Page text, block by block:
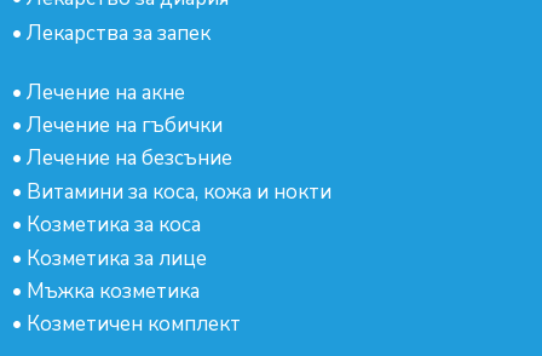
• Лекарства за запек
• Лечение на акне
• Лечение на гъбички
• Лечение на безсъние
• Витамини за коса, кожа и нокти
• Козметика за коса
• Козметика за лице
• Мъжка козметика
• Козметичен комплект